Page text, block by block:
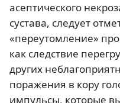
асептического
сустава, следует
«переутомление»
как следствие
других
поражения в кору
импульсы, которые